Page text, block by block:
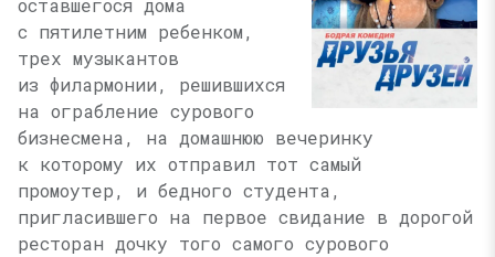
оставшегося дома
с пятилетним ребенком,
трех музыкантов
из филармонии, решившихся
на ограбление сурового
бизнесмена, на домашнюю вечеринку
к которому их отправил тот самый
промоутер, и бедного студента,
пригласившего на первое свидание в дорогой
ресторан дочку того самого сурового